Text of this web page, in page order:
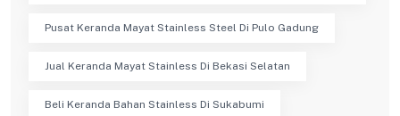
Pusat Keranda Mayat Stainless Steel Di Pulo Gadung
Jual Keranda Mayat Stainless Di Bekasi Selatan
Beli Keranda Bahan Stainless Di Sukabumi